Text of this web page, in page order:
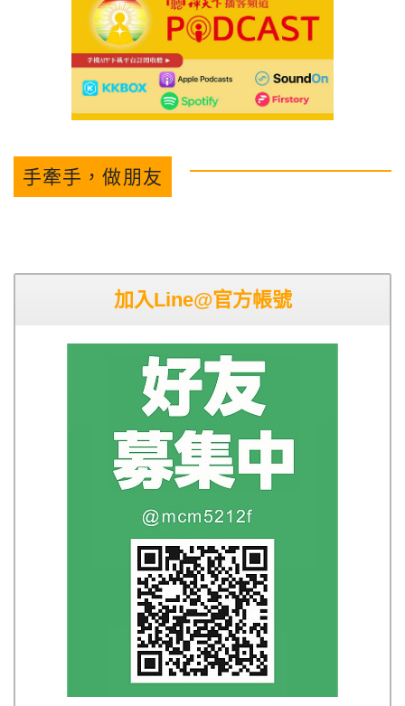
手牽手，做朋友
加入Line@官方帳號